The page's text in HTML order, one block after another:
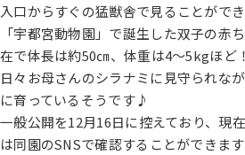
入口からすぐの猛獣舎で見ることがで
「宇都宮動物園」で誕生した双子の赤
在で体長は約50㎝、体重は4～5kgほど！
日々お母さんのシラナミに見守られな
に育っているそうです♪
一般公開を12月16日に控えており、現
は同園のSNSで確認することができま